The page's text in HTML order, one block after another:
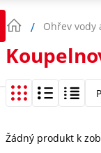
Ohřev vody
Žádný produkt k